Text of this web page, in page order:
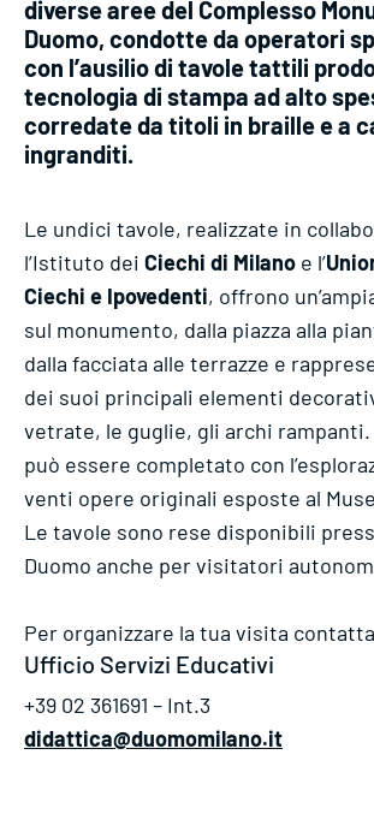
diverse aree del Complesso
Duomo, condotte da operatori
con l’ausilio di tavole tattili
tecnologia di stampa ad alto
corredate da titoli in braille e a
ingranditi.
Le undici tavole, realizzate in
l’Istituto dei Ciechi di Milano e l’
Ciechi e Ipovedenti, offrono
sul monumento, dalla piazza alla
dalla facciata alle terrazze e
dei suoi principali elementi
vetrate, le guglie, gli archi
può essere completato con
venti opere originali esposte al
Le tavole sono rese disponibili
Duomo anche per visitatori
Per organizzare la tua visita
Ufficio Servizi Educativi
+39 02 361691 – Int.3
didattica@duomomilano.it